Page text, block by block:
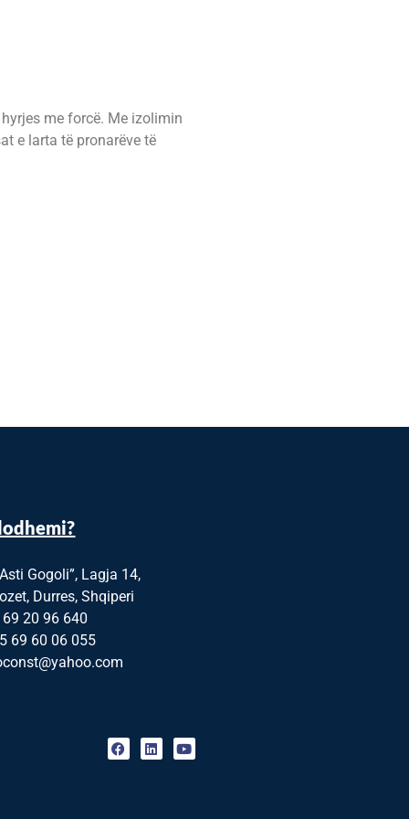
me forcë. Me izolimin
e larta të pronarëve të
Gogoli”, Lagja 14,
Durres, Shqiperi
20 96 640
69 60 06 055